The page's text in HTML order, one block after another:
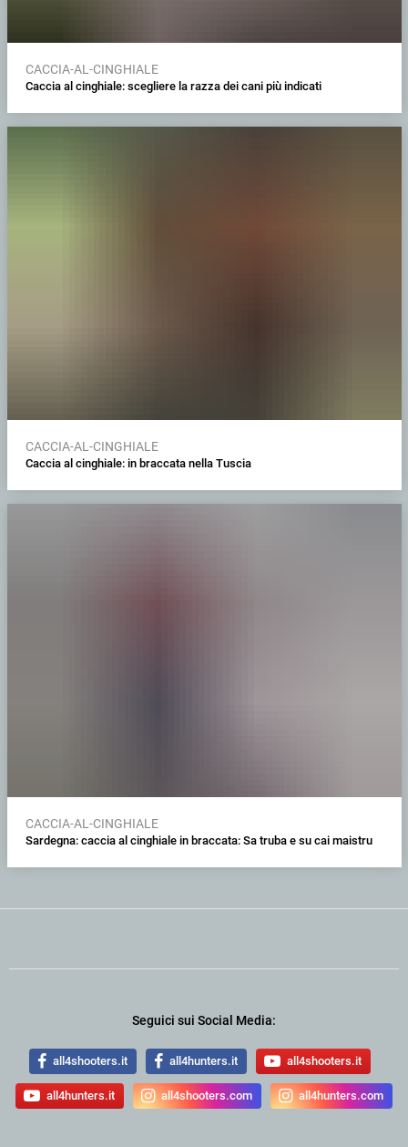
CACCIA-AL-CINGHIALE
Caccia al cinghiale: scegliere la razza dei cani più indicati
CACCIA-AL-CINGHIALE
Caccia al cinghiale: in braccata nella Tuscia
CACCIA-AL-CINGHIALE
Sardegna: caccia al cinghiale in braccata: Sa truba e su cai maistru
Seguici sui Social Media:
all4shooters.it all4hunters.it all4shooters.it
all4hunters.it all4shooters.com all4hunters.com